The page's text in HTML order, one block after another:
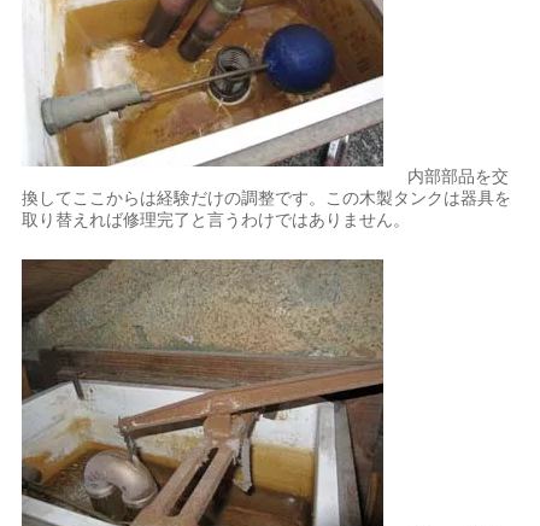
内部部品を交
換してここからは経験だけの調整です。この木製タンクは器具を
取り替えれば修理完了と言うわけではありません。